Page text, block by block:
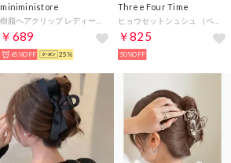
miniministore
￥689
65%OFF 25%
Three Four Time
ヒョウセットシュシュ （ベージュ）
￥825
50%OFF